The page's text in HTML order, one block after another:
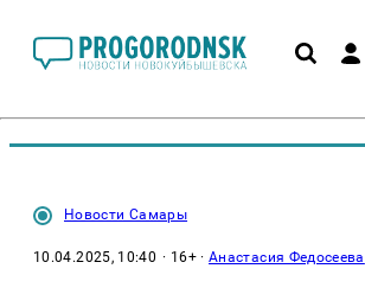
Новости Самары
10.04.2025, 10:40 · 16+ ·Анастасия Федосеева